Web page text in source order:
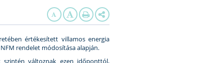
értékesített villamos energia
rendelet módosítása alapján.
szintén változnak ezen időponttól,